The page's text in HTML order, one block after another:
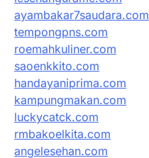
ayambakar7saudara.com
tempongpns.com
roemahkuliner.com
saoenkkito.com
handayaniprima.com
kampungmakan.com
luckycatck.com
rmbakoelkita.com
angelesehan.com